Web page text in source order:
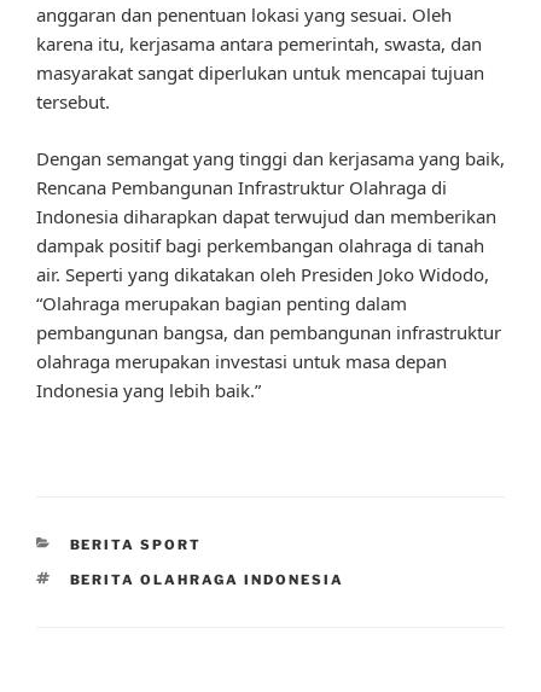
anggaran dan penentuan lokasi yang sesuai. Oleh
karena itu, kerjasama antara pemerintah, swasta, dan
masyarakat sangat diperlukan untuk mencapai tujuan
tersebut.
Dengan semangat yang tinggi dan kerjasama yang baik,
Rencana Pembangunan Infrastruktur Olahraga di
Indonesia diharapkan dapat terwujud dan memberikan
dampak positif bagi perkembangan olahraga di tanah
air. Seperti yang dikatakan oleh Presiden Joko Widodo,
“Olahraga merupakan bagian penting dalam
pembangunan bangsa, dan pembangunan infrastruktur
olahraga merupakan investasi untuk masa depan
Indonesia yang lebih baik.”
CATEGORIES
BERITA SPORT
TAGS
BERITA OLAHRAGA INDONESIA